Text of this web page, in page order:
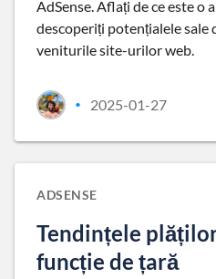
AdSense. Aflați de ce este o
descoperiți potențialele sale
veniturile site-urilor web.
• 2025-01-27
ADSENSE
Tendințele
funcție de țară